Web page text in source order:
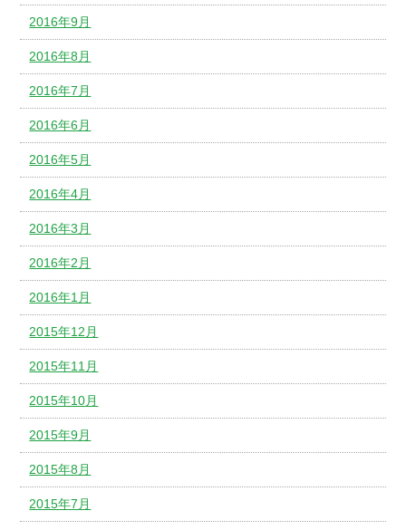
2016年9月
2016年8月
2016年7月
2016年6月
2016年5月
2016年4月
2016年3月
2016年2月
2016年1月
2015年12月
2015年11月
2015年10月
2015年9月
2015年8月
2015年7月